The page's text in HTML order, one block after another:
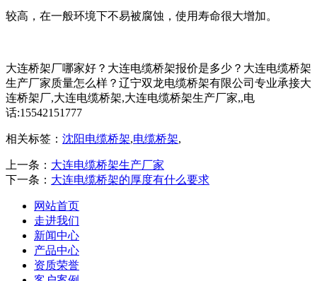
较高，在一般环境下不易被腐蚀，使用寿命很大增加。
大连桥架厂哪家好？大连电缆桥架报价是多少？大连电缆桥架
生产厂家质量怎么样？辽宁双龙电缆桥架有限公司专业承接大
连桥架厂,大连电缆桥架,大连电缆桥架生产厂家,,电
话:15542151777
相关标签： 沈阳电缆桥架,电缆桥架,
上一条： 大连电缆桥架生产厂家
下一条： 大连电缆桥架的厚度有什么要求
网站首页
走进我们
新闻中心
产品中心
资质荣誉